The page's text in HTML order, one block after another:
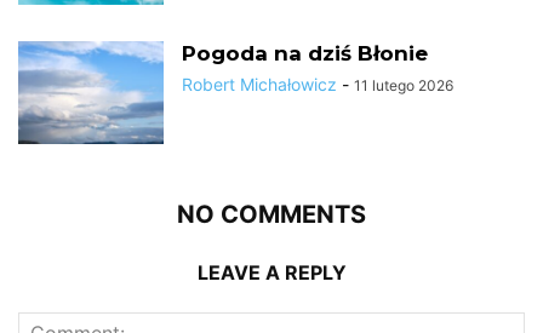
Pogoda na dziś Błonie
Robert Michałowicz - 11 lutego 2026
NO COMMENTS
LEAVE A REPLY